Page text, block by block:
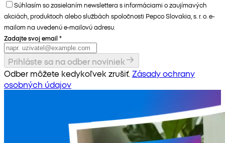
Súhlasím so zasielaním newslettera s informáciami o zaujímavých
akciách, produktoch alebo službách spoločnosti Pepco Slovakia, s. r. o. e-
mailom na uvedenú e-mailovú adresu.
Zadajte svoj email *
Prihláste sa na odber noviniek
Odber môžete kedykoľvek zrušiť. Zásady ochrany
osobných údajov